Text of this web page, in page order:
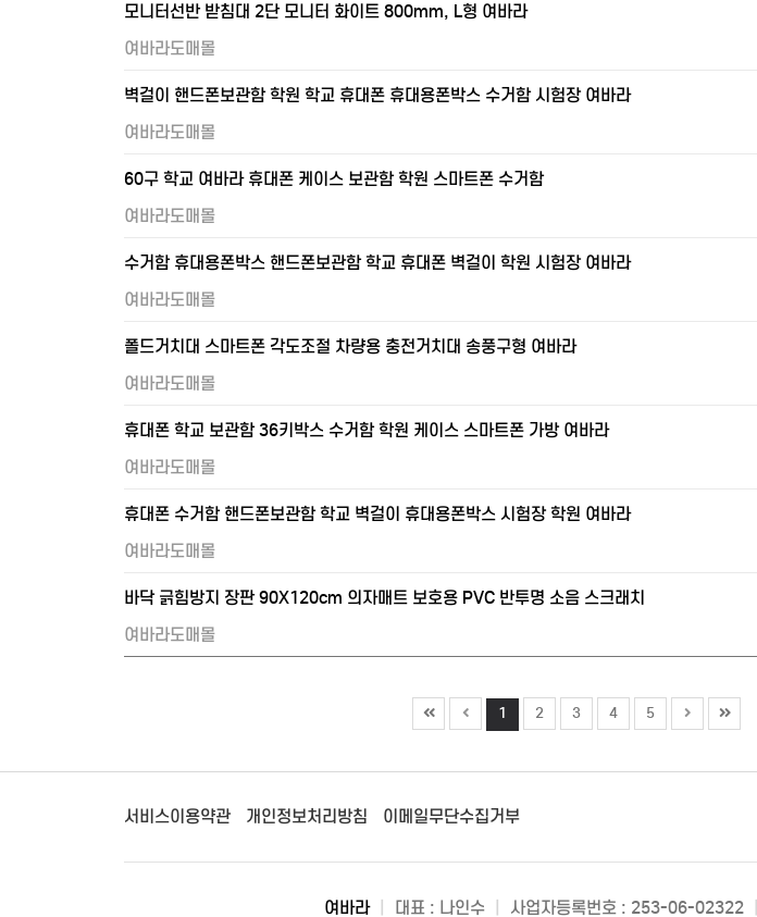
모니터선반 받침대 2단 모니터 화이트 800mm, L형 여바라
여바라도매몰
벽걸이 핸드폰보관함 학원 학교 휴대폰 휴대용폰박스 수거함 시험장 여바라
여바라도매몰
60구 학교 여바라 휴대폰 케이스 보관함 학원 스마트폰 수거함
여바라도매몰
수거함 휴대용폰박스 핸드폰보관함 학교 휴대폰 벽걸이 학원 시험장 여바라
여바라도매몰
폴드거치대 스마트폰 각도조절 차량용 충전거치대 송풍구형 여바라
여바라도매몰
휴대폰 학교 보관함 36키박스 수거함 학원 케이스 스마트폰 가방 여바라
여바라도매몰
휴대폰 수거함 핸드폰보관함 학교 벽걸이 휴대용폰박스 시험장 학원 여바라
여바라도매몰
바닥 긁힘방지 장판 90X120cm 의자매트 보호용 PVC 반투명 소음 스크래치
여바라도매몰
1 2 3 4 5
서비스이용약관 개인정보처리방침 이메일무단수집거부
여바라 대표 : 나인수 사업자등록번호 : 253-06-02322